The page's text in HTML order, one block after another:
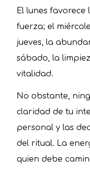
El lunes favorece
fuerza; el
jueves, la
sábado, la
vitalidad.
No obstante,
claridad de tu
personal y las
del ritual. La
quien debe